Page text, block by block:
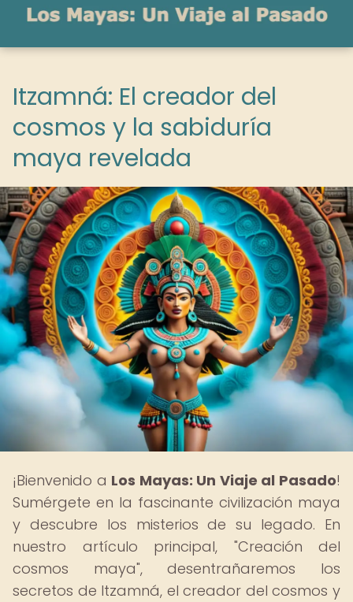
Itzamná: El creador del
cosmos y la sabiduría
maya revelada
¡Bienvenido a Los Mayas: Un Viaje al Pasado!
Sumérgete en la fascinante civilización maya
y descubre los misterios de su legado. En
nuestro artículo principal, "Creación del
cosmos maya", desentrañaremos los
secretos de Itzamná, el creador del cosmos y